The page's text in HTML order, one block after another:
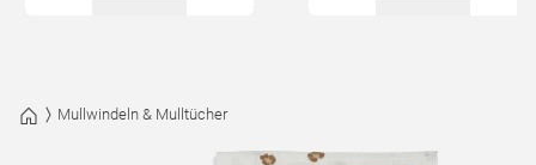
Mullwindeln & Mulltücher